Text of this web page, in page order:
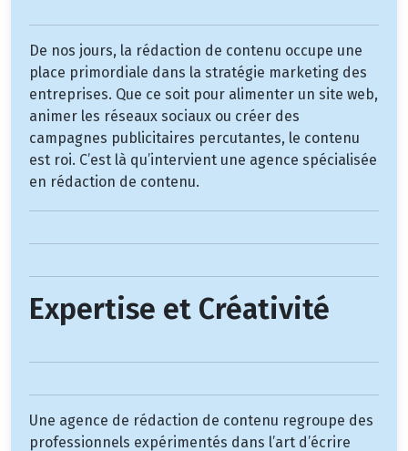
De nos jours, la rédaction de contenu occupe une
place primordiale dans la stratégie marketing des
entreprises. Que ce soit pour alimenter un site web,
animer les réseaux sociaux ou créer des
campagnes publicitaires percutantes, le contenu
est roi. C’est là qu’intervient une agence spécialisée
en rédaction de contenu.
Expertise et Créativité
Une agence de rédaction de contenu regroupe des
professionnels expérimentés dans l’art d’écrire